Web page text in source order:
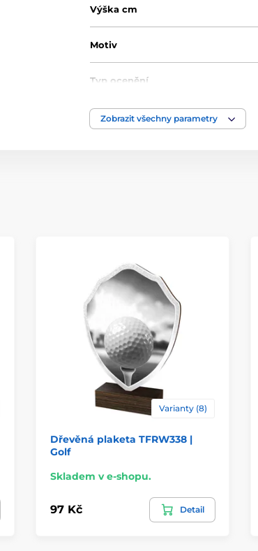
Výška cm
Motiv
Typ ocenění
Materiál
Zobrazit všechny parametry
Varianty (8)
Dřevěná plaketa TFRW338 |
Golf
Skladem v e-shopu.
97 Kč Detail